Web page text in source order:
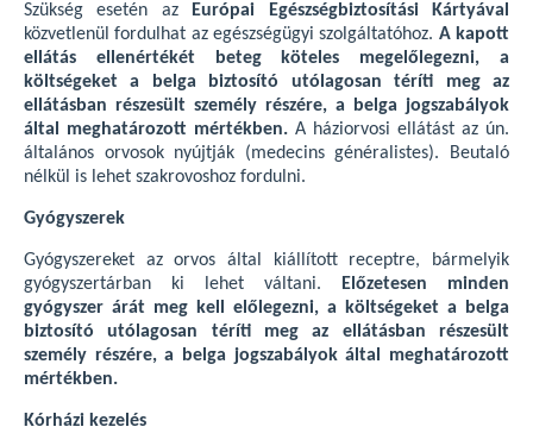
Szükség esetén az
Európai Egészségbiztosítási Kártyával
közvetlenül fordulhat az egészségügyi szolgáltatóhoz. A kapott
ellátás ellenértékét beteg köteles megelőlegezni, a
költségeket a belga biztosító utólagosan téríti meg az
ellátásban részesült személy részére, a belga jogszabályok
által meghatározott mértékben. A háziorvosi ellátást az ún.
általános orvosok nyújtják (medecins généralistes). Beutaló
nélkül is lehet szakrovoshoz fordulni.
Gyógyszerek
Gyógyszereket az orvos által kiállított receptre, bármelyik
gyógyszertárban ki lehet váltani.
Előzetesen minden
gyógyszer árát meg kell előlegezni, a költségeket a belga
biztosító utólagosan téríti meg az ellátásban részesült
személy részére, a belga jogszabályok által meghatározott
mértékben.
Kórházi kezelés